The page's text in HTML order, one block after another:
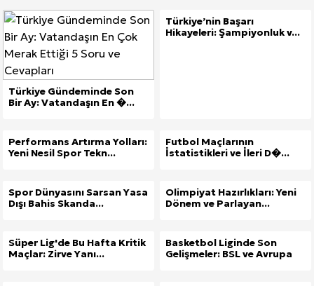
Türkiye Gündeminde Son
Bir Ay: Vatandaşın En �...
Türkiye’nin Başarı
Hikayeleri: Şampiyonluk v...
Performans Artırma Yolları:
Yeni Nesil Spor Tekn...
Futbol Maçlarının
İstatistikleri ve İleri D�...
Spor Dünyasını Sarsan Yasa
Dışı Bahis Skanda...
Olimpiyat Hazırlıkları: Yeni
Dönem ve Parlayan...
Süper Lig'de Bu Hafta Kritik
Maçlar: Zirve Yanı...
Basketbol Liginde Son
Gelişmeler: BSL ve Avrupa